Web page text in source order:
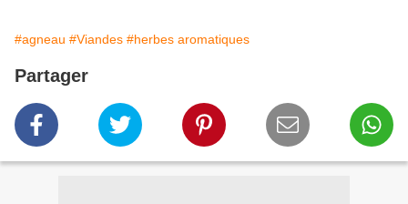
#agneau #Viandes #herbes aromatiques
Partager